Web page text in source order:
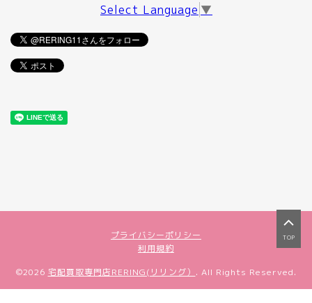
Select Language ▼
プライバシーポリシー
利用規約
TOP
©2026 宅配買取専門店RERING(リリング） . All Rights Reserved.